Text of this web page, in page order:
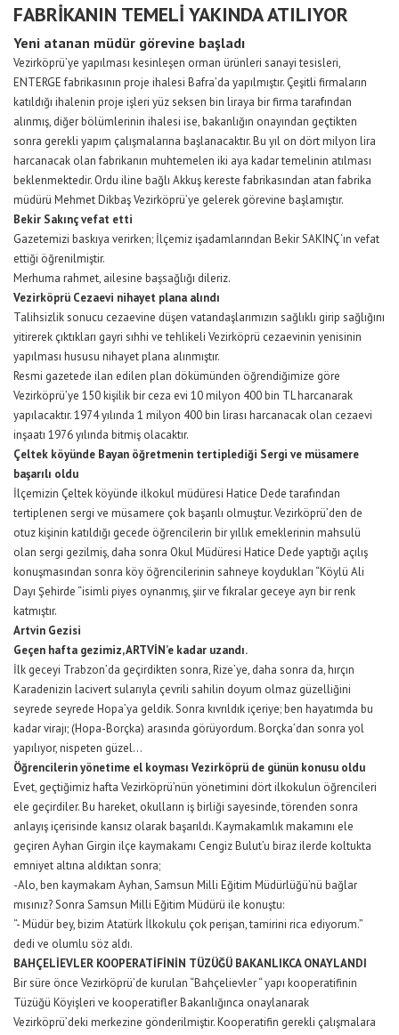
FABRİKANIN TEMELİ YAKINDA ATILIYOR
Yeni atanan müdür görevine başladı
Vezirköprü’ye yapılması kesinleşen orman ürünleri sanayi tesisleri,
ENTERGE fabrikasının proje ihalesi Bafra’da yapılmıştır. Çeşitli firmaların
katıldığı ihalenin proje işleri yüz seksen bin liraya bir firma tarafından
alınmış, diğer bölümlerinin ihalesi ise, bakanlığın onayından geçtikten
sonra gerekli yapım çalışmalarına başlanacaktır. Bu yıl on dört milyon lira
harcanacak olan fabrikanın muhtemelen iki aya kadar temelinin atılması
beklenmektedir. Ordu iline bağlı Akkuş kereste fabrikasından atan fabrika
müdürü Mehmet Dikbaş Vezirköprü’ye gelerek görevine başlamıştır.
Bekir Sakınç vefat etti
Gazetemizi baskıya verirken; İlçemiz işadamlarından Bekir SAKINÇ ‘ın vefat
ettiği öğrenilmiştir.
Merhuma rahmet, ailesine başsağlığı dileriz.
Vezirköprü Cezaevi nihayet plana alındı
Talihsizlik sonucu cezaevine düşen vatandaşlarımızın sağlıklı girip sağlığını
yitirerek çıktıkları gayri sıhhi ve tehlikeli Vezirköprü cezaevinin yenisinin
yapılması hususu nihayet plana alınmıştır.
Resmi gazetede ilan edilen plan dökümünden öğrendiğimize göre
Vezirköprü’ye 150 kişilik bir ceza evi 10 milyon 400 bin TL harcanarak
yapılacaktır. 1974 yılında 1 milyon 400 bin lirası harcanacak olan cezaevi
inşaatı 1976 yılında bitmiş olacaktır.
Çeltek köyünde Bayan öğretmenin tertiplediği Sergi ve müsamere
başarılı oldu
İlçemizin Çeltek köyünde ilkokul müdüresi Hatice Dede tarafından
tertiplenen sergi ve müsamere çok başarılı olmuştur. Vezirköprü’den de
otuz kişinin katıldığı gecede öğrencilerin bir yıllık emeklerinin mahsulü
olan sergi gezilmiş, daha sonra Okul Müdüresi Hatice Dede yaptığı açılış
konuşmasından sonra köy öğrencilerinin sahneye koydukları “Köylü Ali
Dayı Şehirde “isimli piyes oynanmış, şiir ve fıkralar geceye ayrı bir renk
katmıştır.
Artvin Gezisi
Geçen hafta gezimiz, ARTVİN’e kadar uzandı.
İlk geceyi Trabzon’da geçirdikten sonra, Rize’ye, daha sonra da, hırçın
Karadenizin lacivert sularıyla çevrili sahilin doyum olmaz güzelliğini
seyrede seyrede Hopa’ya geldik. Sonra kıvrıldık içeriye; ben hayatımda bu
kadar virajı; (Hopa-Borçka) arasında görüyordum. Borçka’dan sonra yol
yapılıyor, nispeten güzel…
Öğrencilerin yönetime el koyması Vezirköprü de günün konusu oldu
Evet, geçtiğimiz hafta Vezirköprü’nün yönetimini dört ilkokulun öğrencileri
ele geçirdiler. Bu hareket, okulların iş birliği sayesinde, törenden sonra
anlayış içerisinde kansız olarak başarıldı. Kaymakamlık makamını ele
geçiren Ayhan Girgin ilçe kaymakamı Cengiz Bulut’u biraz ilerde koltukta
emniyet altına aldıktan sonra;
-Alo, ben kaymakam Ayhan, Samsun Milli Eğitim Müdürlüğü’nü bağlar
mısınız? Sonra Samsun Milli Eğitim Müdürü ile konuştu:
“- Müdür bey, bizim Atatürk İlkokulu çok perişan, tamirini rica ediyorum.”
dedi ve olumlu söz aldı.
BAHÇELİEVLER KOOPERATİFİNİN TÜZÜĞÜ BAKANLIKCA ONAYLANDI
Bir süre önce Vezirköprü’de kurulan “Bahçelievler “ yapı kooperatifinin
Tüzüğü Köyişleri ve kooperatifler Bakanlığınca onaylanarak
Vezirköprü’deki merkezine gönderilmiştir. Kooperatifin gerekli çalışmalara